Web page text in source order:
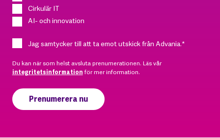
Cirkulär IT
AI- och innovation
Jag samtycker till att ta emot utskick från Advania.*
Du kan när som helst avsluta prenumerationen. Läs vår
integritetsinformation för mer information.